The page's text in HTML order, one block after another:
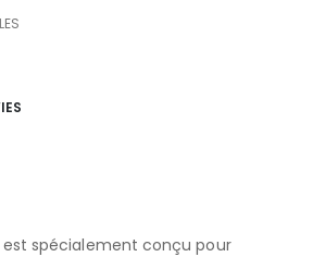
spécialement conçu pour